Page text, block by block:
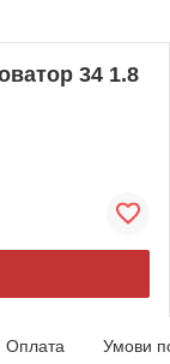
34 1.8
Оплата Умови